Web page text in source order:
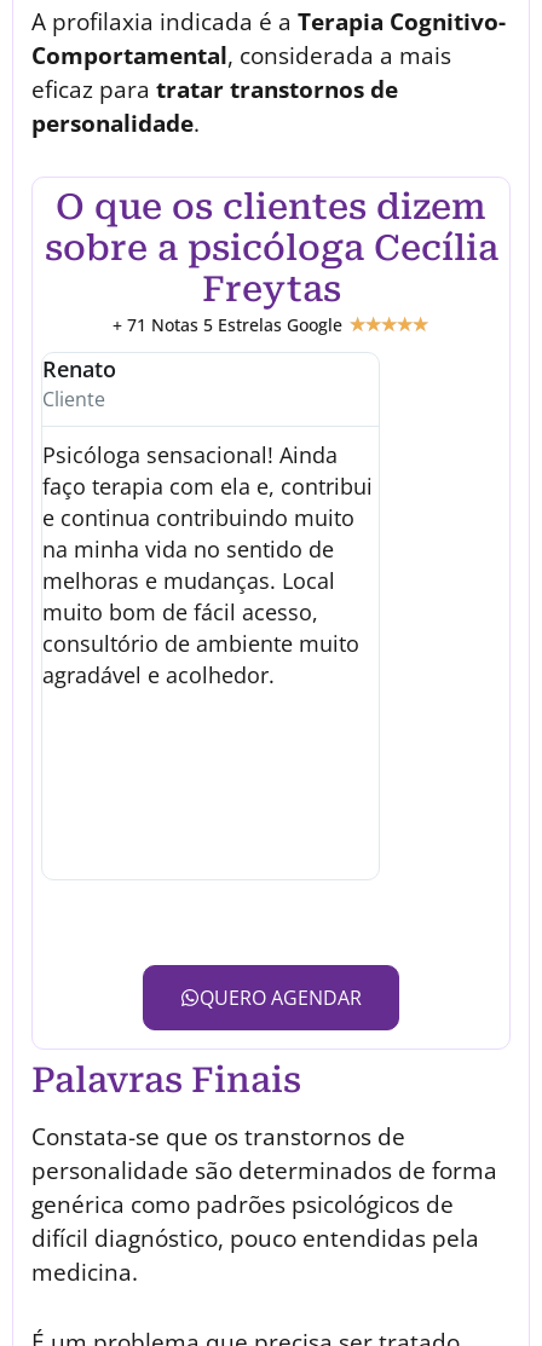
A profilaxia indicada é a Terapia Cognitivo-
Comportamental, considerada a mais
eficaz para tratar transtornos de
personalidade.
O que os clientes dizem
sobre a psicóloga Cecília
Freytas
+ 71 Notas 5 Estrelas Google ★★★★★
Renato
Cliente
Psicóloga sensacional! Ainda
faço terapia com ela e, contribui
e continua contribuindo muito
na minha vida no sentido de
melhoras e mudanças. Local
muito bom de fácil acesso,
consultório de ambiente muito
agradável e acolhedor.
QUERO AGENDAR
Palavras Finais
Constata-se que os transtornos de
personalidade são determinados de forma
genérica como padrões psicológicos de
difícil diagnóstico, pouco entendidas pela
medicina.